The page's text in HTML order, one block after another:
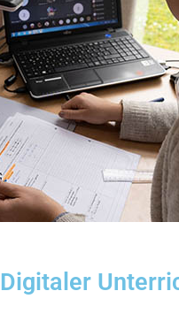
Digitaler